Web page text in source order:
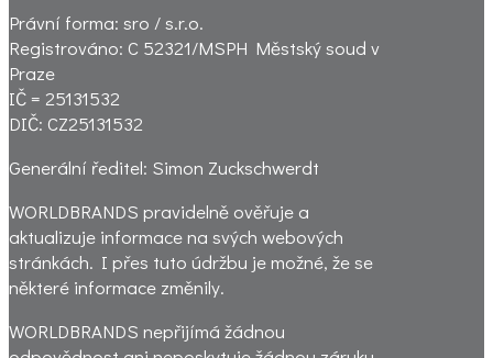
Právní forma: sro / s.r.o.
Registrováno: C 52321/MSPH Městský soud v
Praze
IČ = 25131532
DIČ: CZ25131532
Generální ředitel: Simon Zuckschwerdt
WORLDBRANDS pravidelně ověřuje a
aktualizuje informace na svých webových
stránkách. I přes tuto údržbu je možné, že se
některé informace změnily.
WORLDBRANDS nepřijímá žádnou